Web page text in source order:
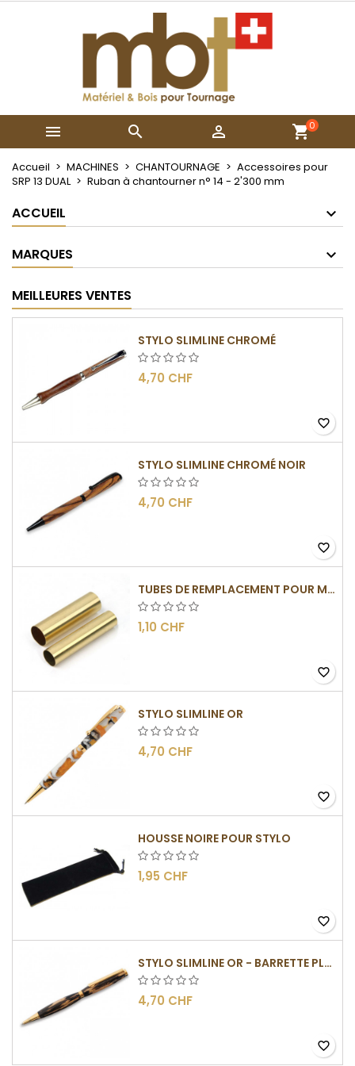
   0
Accueil MACHINES CHANTOURNAGE
Accessoires pour
SRP 13 DUAL
Ruban à chantourner n° 14 - 2'300 mm
ACCUEIL
MARQUES
MEILLEURES VENTES
STYLO SLIMLINE CHROMÉ
4,70 CHF
favorite_border
STYLO SLIMLINE CHROMÉ NOIR
4,70 CHF
favorite_border
TUBES DE REMPLACEMENT POUR MÉCANISME SLIMLINE
1,10 CHF
favorite_border
STYLO SLIMLINE OR
4,70 CHF
favorite_border
HOUSSE NOIRE POUR STYLO
1,95 CHF
favorite_border
STYLO SLIMLINE OR - BARRETTE PLATE
4,70 CHF
favorite_border
Mes listes
Créer une nouvelle liste
Créer une liste d'envies
Connexion
Vous devez être connecté pour ajouter des produits
à votre liste d'envies.
Annuler Connexion